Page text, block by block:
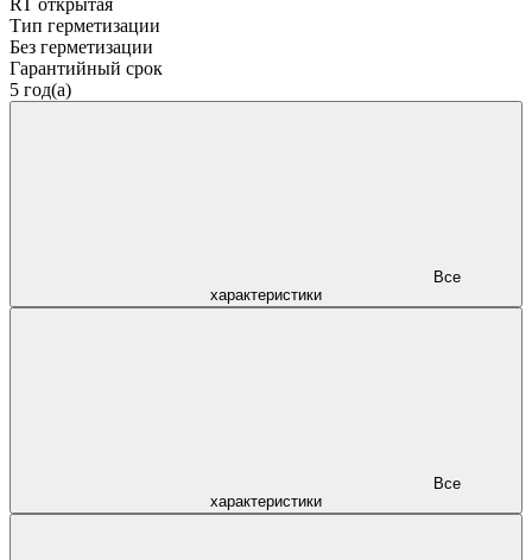
Тип герметизации
Без герметизации
Гарантийный срок
5 год(а)
характеристики
характеристики